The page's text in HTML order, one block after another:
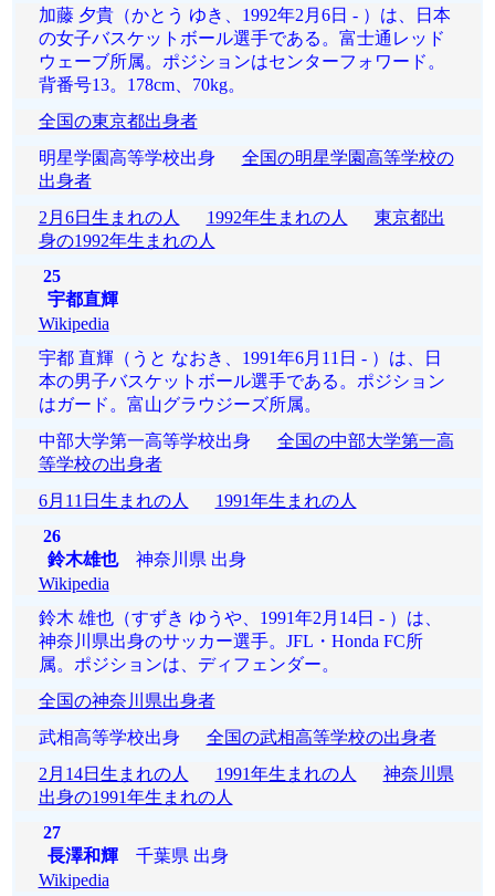
加藤 夕貴（かとう ゆき、1992年2月6日 - ）は、日本
の女子バスケットボール選手である。富士通レッド
ウェーブ所属。ポジションはセンターフォワード。
背番号13。178cm、70kg。
全国の東京都出身者
明星学園高等学校出身 全国の明星学園高等学校の
出身者
2月6日生まれの人
1992年生まれの人
東京都出
身の1992年生まれの人
25
宇都直輝
Wikipedia
宇都 直輝（うと なおき、1991年6月11日 - ）は、日
本の男子バスケットボール選手である。ポジション
はガード。富山グラウジーズ所属。
中部大学第一高等学校出身 全国の中部大学第一高
等学校の出身者
6月11日生まれの人
1991年生まれの人
26
鈴木雄也神奈川県 出身
Wikipedia
鈴木 雄也（すずき ゆうや、1991年2月14日 - ）は、
神奈川県出身のサッカー選手。JFL・Honda FC所
属。ポジションは、ディフェンダー。
全国の神奈川県出身者
武相高等学校出身 全国の武相高等学校の出身者
2月14日生まれの人
1991年生まれの人
神奈川県
出身の1991年生まれの人
27
長澤和輝千葉県 出身
Wikipedia